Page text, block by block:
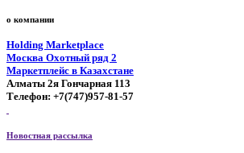
о компании
Holding Marketplace
Москва Охотный ряд 2
Маркетплейс в Казахстане
Алматы 2я Гончарная 113
Телефон: +7(747)957-81-57
Новостная рассылка